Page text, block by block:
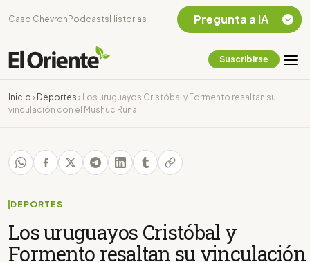
Caso Chevron Podcasts Historias
Suscribirse
Inicio › Deportes ›
Los uruguayos Cristóbal y Formento resaltan su
vinculación con el Mushuc Runa
DEPORTES
Los uruguayos Cristóbal y
Formento resaltan su vinculación
Pregunta a IA
Chevron Ecuador